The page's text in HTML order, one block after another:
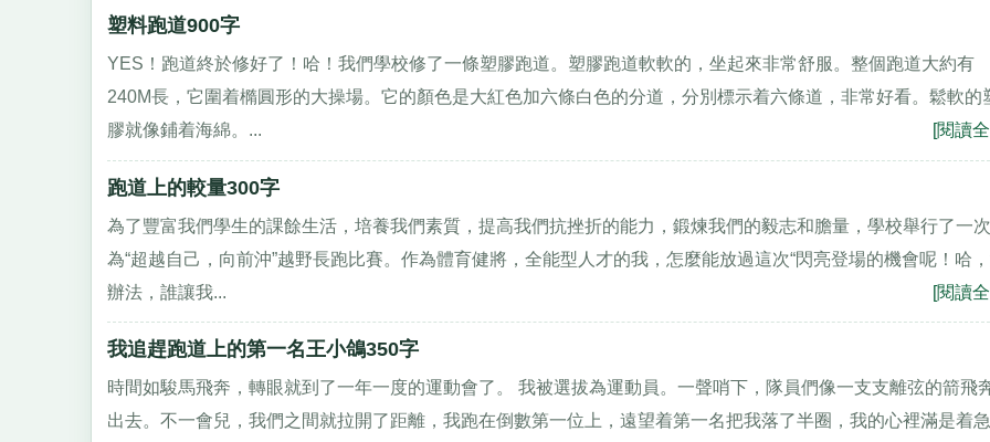
塑料跑道900字
YES！跑道終於修好了！哈！我們學校修了一條塑膠跑道。塑膠跑道軟軟的，坐起來非常舒服。整個跑道大約有
240M長，它圍着橢圓形的大操場。它的顏色是大紅色加六條白色的分道，分別標示着六條道，非常好看。鬆軟的
膠就像鋪着海綿。...
[閱讀
跑道上的較量300字
為了豐富我們學生的課餘生活，培養我們素質，提高我們抗挫折的能力，鍛煉我們的毅志和膽量，學校舉行了一
為“超越自己，向前沖”越野長跑比賽。作為體育健將，全能型人才的我，怎麼能放過這次“閃亮登場的機會呢！哈
辦法，誰讓我...
[閱讀
我追趕跑道上的第一名王小鴿350字
時間如駿馬飛奔，轉眼就到了一年一度的運動會了。 我被選拔為運動員。一聲哨下，隊員們像一支支離弦的箭飛
出去。不一會兒，我們之間就拉開了距離，我跑在倒數第一位上，遠望着第一名把我落了半圈，我的心裡滿是着急